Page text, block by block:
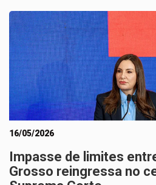
16/05/2026
Impasse de limites
Grosso reingressa no